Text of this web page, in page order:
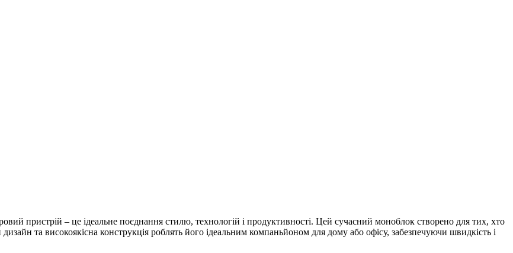
пристрій – це ідеальне поєднання стилю, технологій і продуктивності. Цей сучасний моноблок створено для тих, хто
та високоякісна конструкція роблять його ідеальним компаньйоном для дому або офісу, забезпечуючи швидкість і